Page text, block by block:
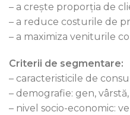
– a crește proporția de
– a reduce costurile de
– a maximiza veniturile
Criterii de segmentare:
– caracteristicile de
– demografie: gen,
– nivel socio-economic: